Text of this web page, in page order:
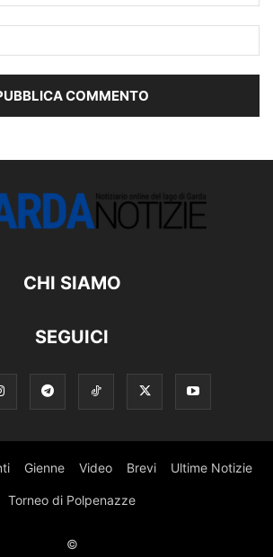
CHI SIAMO
SEGUICI
Gienne Video Brevi Ultime Notizie
Torneo di Polpenazze
©